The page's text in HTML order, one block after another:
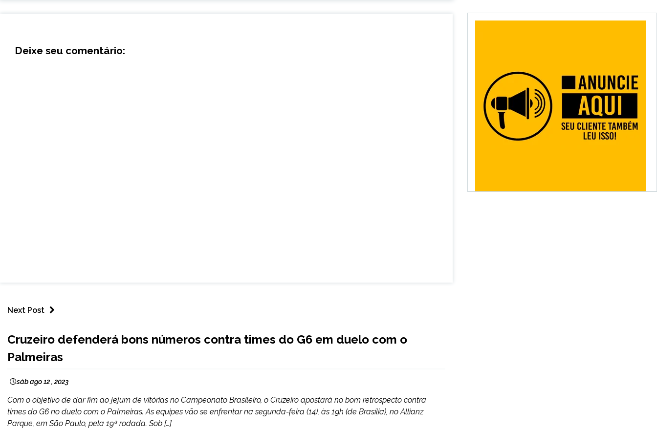
Deixe seu comentário:
Next Post
Cruzeiro defenderá bons números contra times do G6 em duelo com o
Palmeiras
sáb ago 12 , 2023
Com o objetivo de dar fim ao jejum de vitórias no Campeonato Brasileiro, o Cruzeiro apostará no bom retrospecto contra
times do G6 no duelo com o Palmeiras. As equipes vão se enfrentar na segunda-feira (14), às 19h (de Brasília), no Allianz
Parque, em São Paulo, pela 19ª rodada. Sob […]